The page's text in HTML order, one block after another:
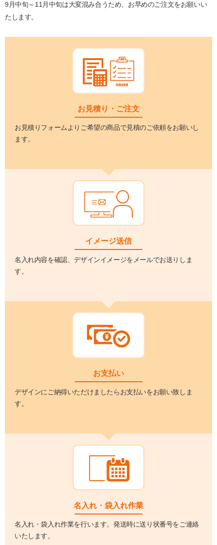
9月中旬～11月中旬は大変混み合うため、お早めのご注文をお願いい
たします。
お見積り・ご注文
お見積りフォームよりご希望の商品で見積のご依頼をお願いし
ます。
イメージ送信
名入れ内容を確認、デザインイメージをメールでお送りしま
す。
お支払い
デザインにご納得いただけましたらお支払いをお願い致しま
す。
名入れ・袋入れ作業
名入れ・袋入れ作業を行います。発送時に送り状番号をご連絡
いたします。